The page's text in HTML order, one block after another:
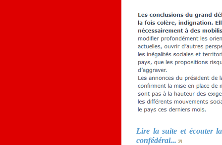
Lire la suite et écouter
confédéral...